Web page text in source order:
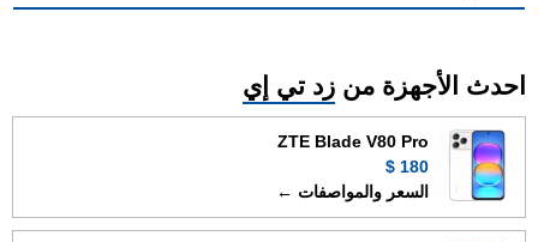
احدث الأجهزة من زد تي إي
ZTE Blade V80 Pro
180 $
السعر والمواصفات ←